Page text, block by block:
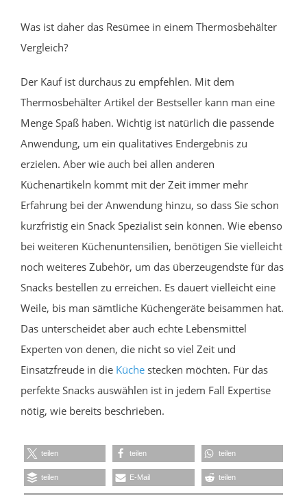
Was ist daher das Resümee in einem Thermosbehälter
Vergleich?
Der Kauf ist durchaus zu empfehlen. Mit dem
Thermosbehälter Artikel der Bestseller kann man eine
Menge Spaß haben. Wichtig ist natürlich die passende
Anwendung, um ein qualitatives Endergebnis zu
erzielen. Aber wie auch bei allen anderen
Küchenartikeln kommt mit der Zeit immer mehr
Erfahrung bei der Anwendung hinzu, so dass Sie schon
kurzfristig ein Snack Spezialist sein können. Wie ebenso
bei weiteren Küchenuntensilien, benötigen Sie vielleicht
noch weiteres Zubehör, um das überzeugendste für das
Snacks bestellen zu erreichen. Es dauert vielleicht eine
Weile, bis man sämtliche Küchengeräte beisammen hat.
Das unterscheidet aber auch echte Lebensmittel
Experten von denen, die nicht so viel Zeit und
Einsatzfreude in die Küche stecken möchten. Für das
perfekte Snacks auswählen ist in jedem Fall Expertise
nötig, wie bereits beschrieben.
teilen teilen teilen
teilen E-Mail teilen